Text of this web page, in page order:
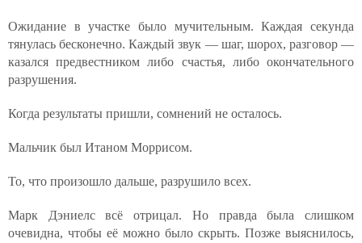
Ожидание в участке было мучительным. Каждая секунда
тянулась бесконечно. Каждый звук — шаг, шорох, разговор —
казался предвестником либо счастья, либо окончательного
разрушения.
Когда результаты пришли, сомнений не осталось.
Мальчик был Итаном Моррисом.
То, что произошло дальше, разрушило всех.
Марк Дэниелс всё отрицал. Но правда была слишком
очевидна, чтобы её можно было скрыть. Позже выяснилось,